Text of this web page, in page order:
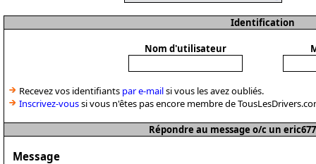
Identification
Nom d'utilisateur
Recevez vos identifiants par e-mailsi vous les avez oubliés.
Inscrivez-voussi vous n'êtes pas encore membre de
Répondre au message o/c un
Message